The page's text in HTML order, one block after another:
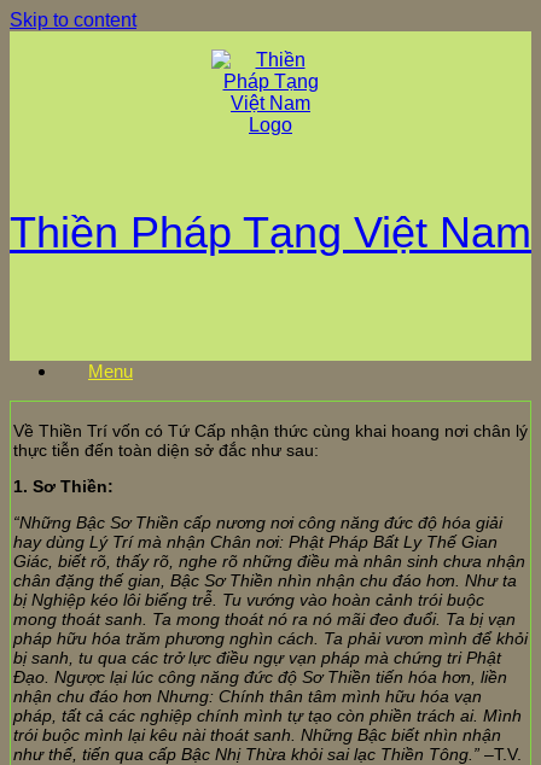
Skip to content
Thiền Pháp Tạng Việt Nam
Menu
Về Thiền Trí vốn có Tứ Cấp nhận thức cùng khai hoang nơi chân lý
thực tiễn đến toàn diện sở đắc như sau:
1. Sơ Thiền:
“Những Bậc Sơ Thiền cấp nương nơi công năng đức độ hóa giải
hay dùng Lý Trí mà nhận Chân nơi: Phật Pháp Bất Ly Thế Gian
Giác, biết rõ, thấy rõ, nghe rõ những điều mà nhân sinh chưa nhận
chân đặng thế gian, Bậc Sơ Thiền nhìn nhận chu đáo hơn. Như ta
bị Nghiệp kéo lôi biếng trễ. Tu vướng vào hoàn cảnh trói buộc
mong thoát sanh. Ta mong thoát nó ra nó mãi đeo đuổi. Ta bị vạn
pháp hữu hóa trăm phương nghìn cách. Ta phải vươn mình để khỏi
bị sanh, tu qua các trở lực điều ngự vạn pháp mà chứng tri Phật
Đạo. Ngược lại lúc công năng đức độ Sơ Thiền tiến hóa hơn, liền
nhận chu đáo hơn Nhưng: Chính thân tâm mình hữu hóa vạn
pháp, tất cả các nghiệp chính mình tự tạo còn phiền trách ai. Mình
trói buộc mình lại kêu nài thoát sanh. Những Bậc biết nhìn nhận
như thế, tiến qua cấp Bậc Nhị Thừa khỏi sai lạc Thiền Tông.” –T.V.